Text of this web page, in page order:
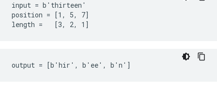
input = b'thirteen'
position = [1, 5, 7]
length =   [3, 2, 1]
output = [b'hir', b'ee', b'n']